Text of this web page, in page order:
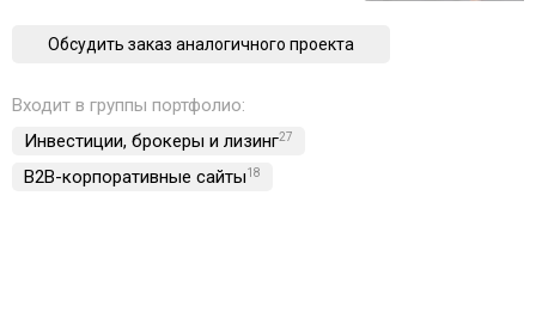
Обсудить заказ аналогичного проекта
Входит в группы портфолио:
Инвестиции, брокеры и лизинг27
B2B-корпоративные сайты18